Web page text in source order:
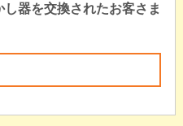
器を交換されたお客さま